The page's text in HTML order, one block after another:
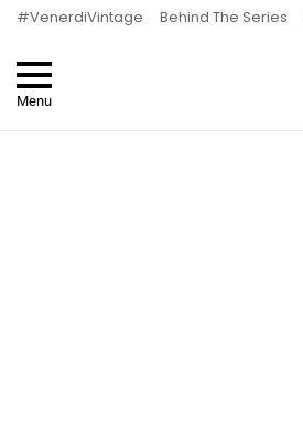
#VenerdiVintage Behind The Series
Menu